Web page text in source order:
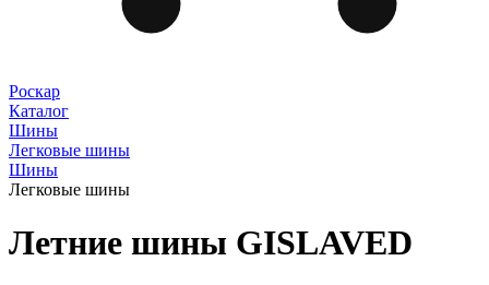
Роскар
Каталог
Шины
Легковые шины
Шины
Легковые шины
Летние шины GISLAVED